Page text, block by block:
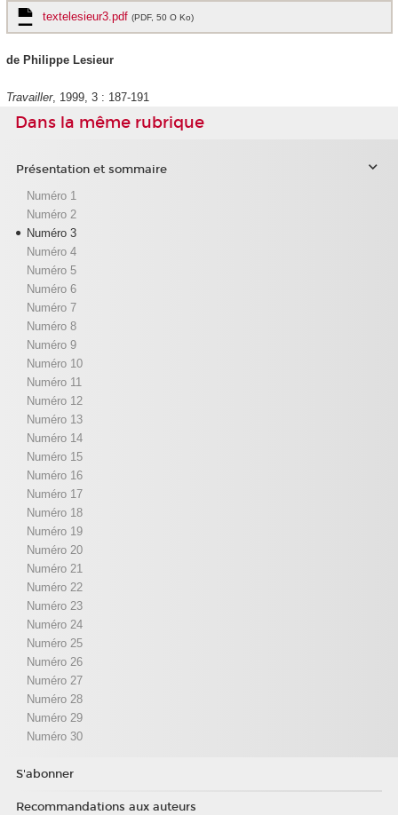
textelesieur3.pdf (PDF, 50 O Ko)
de Philippe Lesieur
Travailler, 1999, 3 : 187-191
Dans la même rubrique
Présentation et sommaire
Numéro 1
Numéro 2
Numéro 3
Numéro 4
Numéro 5
Numéro 6
Numéro 7
Numéro 8
Numéro 9
Numéro 10
Numéro 11
Numéro 12
Numéro 13
Numéro 14
Numéro 15
Numéro 16
Numéro 17
Numéro 18
Numéro 19
Numéro 20
Numéro 21
Numéro 22
Numéro 23
Numéro 24
Numéro 25
Numéro 26
Numéro 27
Numéro 28
Numéro 29
Numéro 30
S'abonner
Recommandations aux auteurs